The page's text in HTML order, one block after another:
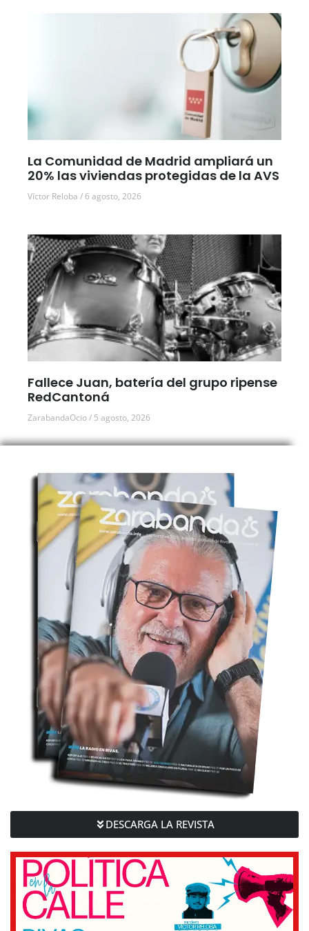
La Comunidad de Madrid ampliará un
20% las viviendas protegidas de la AVS
Víctor Reloba 6 agosto, 2026
Fallece Juan, batería del grupo ripense
RedCantoná
ZarabandaOcio 5 agosto, 2026
DESCARGA LA REVISTA